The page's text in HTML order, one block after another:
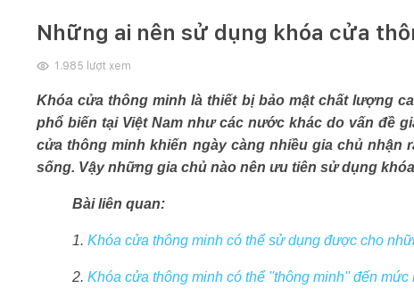
Những ai nên sử dụng khóa cửa
1.985 lượt xem
Khóa cửa thông minh là thiết bị bảo mật chất lượng
phổ biến tại Việt Nam như các nước khác do vấn đề
cửa thông minh khiến ngày càng nhiều gia chủ nhận
sống. Vậy những gia chủ nào nên ưu tiên sử dụng
Bài liên quan:
1. Khóa cửa thông minh có thể sử dụng được cho
2. Khóa cửa thông minh có thể ''thông minh'' đến mức